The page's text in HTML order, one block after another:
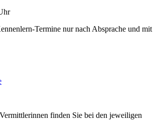
Termine nur nach Absprache und mit
finden Sie bei den jeweiligen